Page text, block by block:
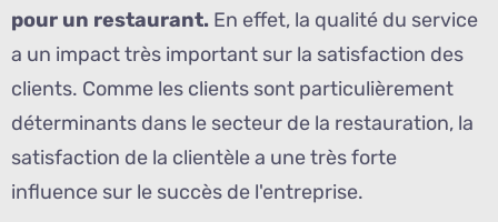
pour un restaurant. En effet, la qualité du service
a un impact très important sur la satisfaction des
clients. Comme les clients sont particulièrement
déterminants dans le secteur de la restauration, la
satisfaction de la clientèle a une très forte
influence sur le succès de l'entreprise.